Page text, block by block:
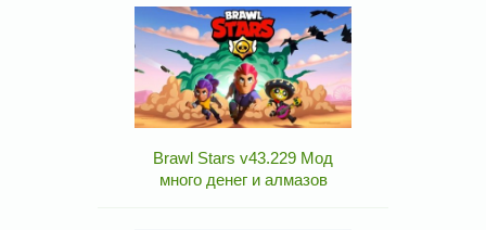
Brawl Stars v43.229 Мод
много денег и алмазов